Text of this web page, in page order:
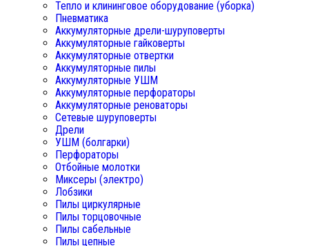
Тепло и клининговое оборудование (уборка)
Пневматика
Аккумуляторные дрели-шуруповерты
Аккумуляторные гайковерты
Аккумуляторные отвертки
Аккумуляторные пилы
Аккумуляторные УШМ
Аккумуляторные перфораторы
Аккумуляторные реноваторы
Сетевые шуруповерты
Дрели
УШМ (болгарки)
Перфораторы
Отбойные молотки
Миксеры (электро)
Лобзики
Пилы циркулярные
Пилы торцовочные
Пилы сабельные
Пилы цепные